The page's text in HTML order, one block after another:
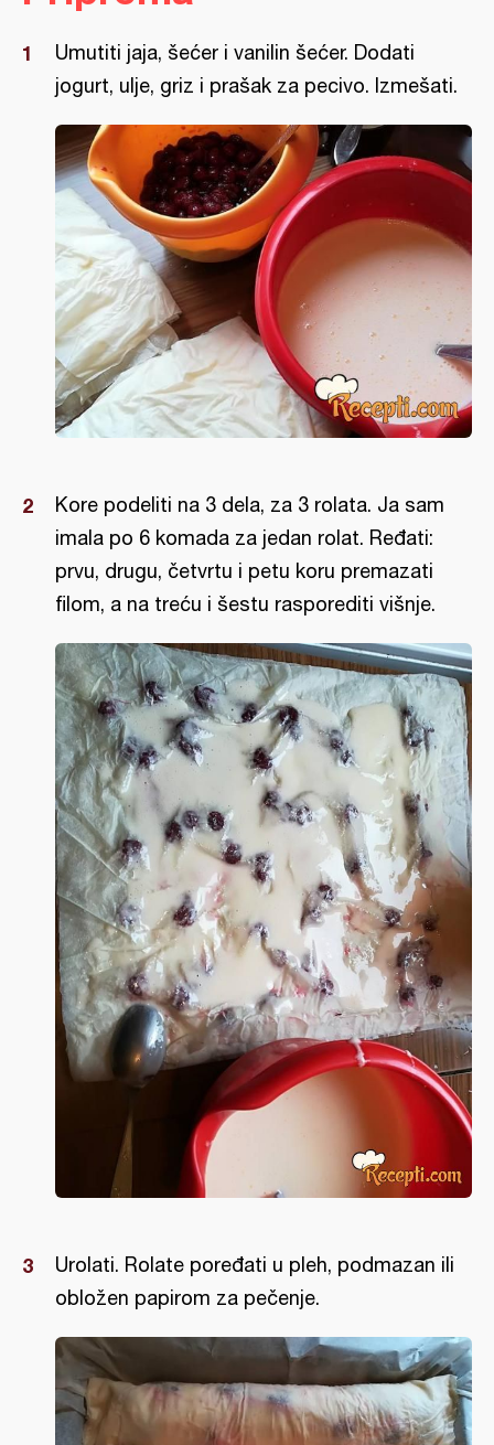
Umutiti jaja, šećer i vanilin šećer. Dodati
jogurt, ulje, griz i prašak za pecivo. Izmešati.
Kore podeliti na 3 dela, za 3 rolata. Ja sam
imala po 6 komada za jedan rolat. Ređati:
prvu, drugu, četvrtu i petu koru premazati
filom, a na treću i šestu rasporediti višnje.
Urolati. Rolate poređati u pleh, podmazan ili
obložen papirom za pečenje.